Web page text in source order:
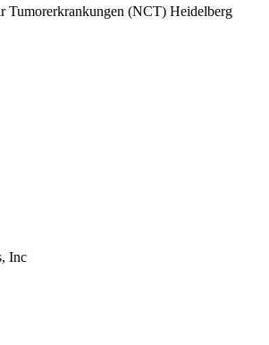
Tumorerkrankungen (NCT) Heidelberg
Inc